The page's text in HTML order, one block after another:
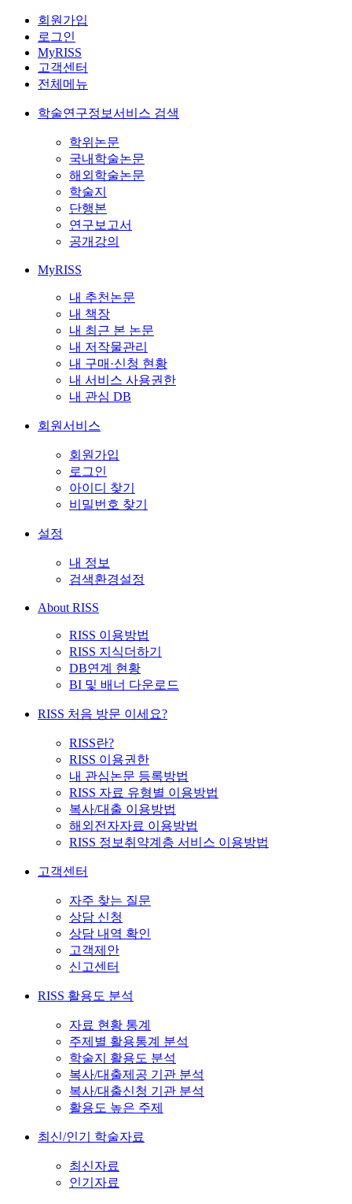
회원가입
로그인
MyRISS
고객센터
전체메뉴
학술연구정보서비스 검색
학위논문
국내학술논문
해외학술논문
학술지
단행본
연구보고서
공개강의
MyRISS
내 추천논문
내 책장
내 최근 본 논문
내 저작물관리
내 구매·신청 현황
내 서비스 사용권한
내 관심 DB
회원서비스
회원가입
로그인
아이디 찾기
비밀번호 찾기
설정
내 정보
검색환경설정
About RISS
RISS 이용방법
RISS 지식더하기
DB연계 현황
BI 및 배너 다운로드
RISS 처음 방문 이세요?
RISS란?
RISS 이용권한
내 관심논문 등록방법
RISS 자료 유형별 이용방법
복사/대출 이용방법
해외전자자료 이용방법
RISS 정보취약계층 서비스 이용방법
고객센터
자주 찾는 질문
상담 신청
상담 내역 확인
고객제안
신고센터
RISS 활용도 분석
자료 현황 통계
주제별 활용통계 분석
학술지 활용도 분석
복사/대출제공 기관 분석
복사/대출신청 기관 분석
활용도 높은 주제
최신/인기 학술자료
최신자료
인기자료